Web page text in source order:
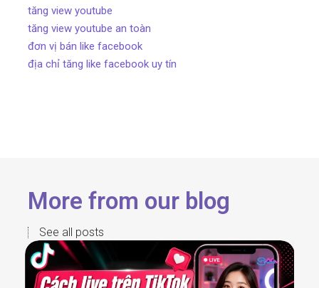
tăng view youtube
tăng view youtube an toàn
đơn vị bán like facebook
địa chỉ tăng like facebook uy tín
More from our blog
See all posts